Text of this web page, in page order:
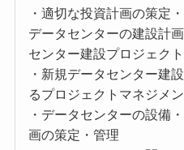
・適切な投資計画の策定
データセンターの建設計
センター建設プロジェクト
・新規データセンター建
るプロジェクトマネジメン
・データセンターの設備
画の策定・管理